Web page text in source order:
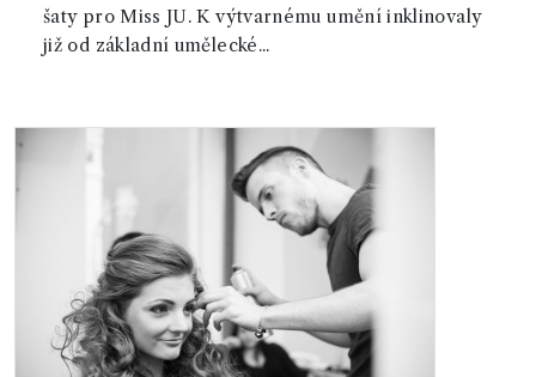
šaty pro Miss JU. K výtvarnému umění inklinovaly
již od základní umělecké...